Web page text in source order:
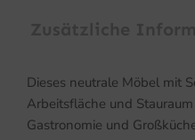
Dieses neutrale Möbel mit
Arbeitsfläche und
Gastronomie und